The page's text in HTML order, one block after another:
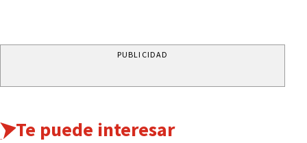
PUBLICIDAD
Te puede interesar